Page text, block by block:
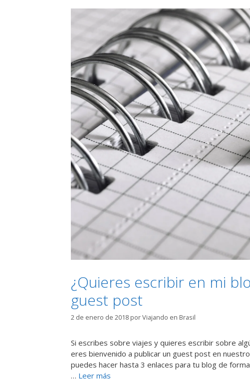
¿Quieres escribir en mi
guest post
2 de enero de 2018 porViajando en Brasil
Si escribes sobre viajes y quieres escribir sobre
eres bienvenido a publicar un guest post en
puedes hacer hasta 3 enlaces para tu blog de
… Leer más